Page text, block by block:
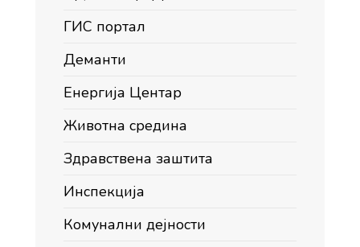
ГИС портал
Деманти
Енергија Центар
Животна средина
Здравствена заштита
Инспекција
Комунални дејности